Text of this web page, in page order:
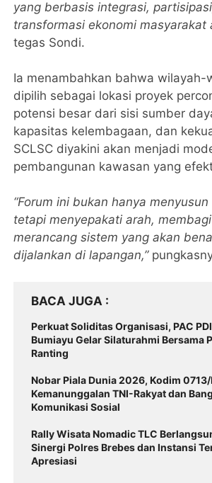
yang berbasis integrasi,
transformasi ekonomi masyarakat
tegas Sondi.
Ia menambahkan bahwa wilayah-
dipilih sebagai lokasi proyek
potensi besar dari sisi sumber
kapasitas kelembagaan, dan
SCLSC diyakini akan menjadi
pembangunan kawasan yang
“Forum ini bukan hanya
tetapi menyepakati arah,
merancang sistem yang akan
dijalankan di lapangan,”
BACA JUGA
Perkuat Soliditas Organisasi, PAC
Bumiayu Gelar Silaturahmi Bersama
Ranting
Nobar Piala Dunia 2026, Kodim
Kemanunggalan TNI-Rakyat dan
Komunikasi Sosial
Rally Wisata Nomadic TLC
Sinergi Polres Brebes dan Instansi
Apresiasi